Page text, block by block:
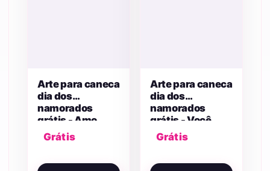
Arte para caneca
dia dos
namorados
grátis - Amo
Você Mais Que
Pizza
Grátis
Arte para caneca
dia dos
namorados
grátis - Você
Roubou Meu
Coração
Grátis